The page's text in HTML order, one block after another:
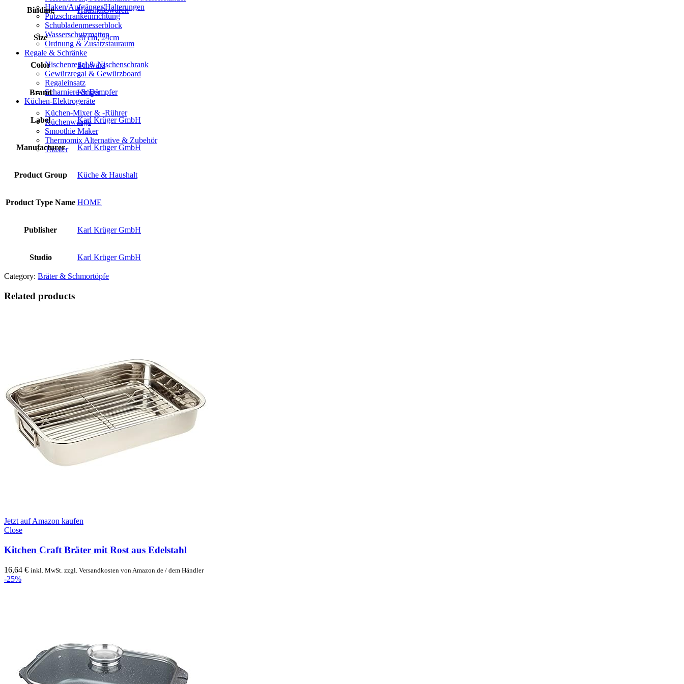
Haken/Aufgänger/Halterungen
Putzschrankeinrichtung
Schubladenmesserblock
Wasserschutzmatten
Ordnung & Zusatzstauraum
Regale & Schränke
Nischenregal & Nischenschrank
Gewürzregal & Gewürzboard
Regaleinsatz
Scharniere & Dämpfer
Küchen-Elektrogeräte
Küchen-Mixer & -Rührer
Küchenwaage
Smoothie Maker
Thermomix Alternative & Zubehör
Toaster
Binding Haushaltswaren
Size 20 cm,24cm
Color Schwarz
Brand Krüger
Label Karl Krüger GmbH
Manufacturer Karl Krüger GmbH
Product Group Küche & Haushalt
Product Type Name HOME
Publisher Karl Krüger GmbH
Studio Karl Krüger GmbH
Category: Bräter & Schmortöpfe
Related products
Jetzt auf Amazon kaufen
Close
Kitchen Craft Bräter mit Rost aus Edelstahl
16,64 € inkl. MwSt. zzgl. Versandkosten von Amazon.de / dem Händler
-25%